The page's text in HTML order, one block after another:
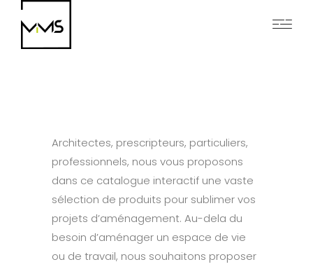
Architectes, prescripteurs, particuliers,
professionnels, nous vous proposons
dans ce catalogue interactif une vaste
sélection de produits pour sublimer vos
projets d’aménagement. Au-dela du
besoin d’aménager un espace de vie
ou de travail, nous souhaitons proposer